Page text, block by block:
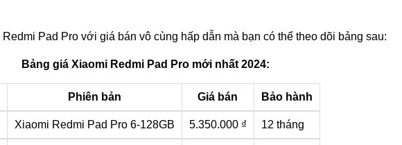
Pad Pro với giá bán vô cùng hấp dẫn mà bạn có thể theo dõi bảng sau:
Bảng giá Xiaomi Redmi Pad Pro mới nhất 2024:
Phiên bản Giá bán Bảo hành
Xiaomi Redmi Pad Pro 6-128GB 5.350.000 ₫ 12 tháng